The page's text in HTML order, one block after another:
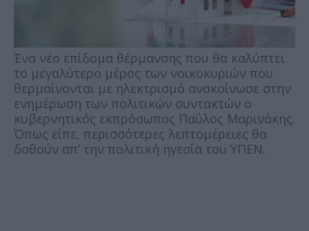
Ένα νέο επίδομα θέρμανσης που θα καλύπτει
το μεγαλύτερο μέρος των νοικοκυριών που
θερμαίνονται με ηλεκτρισμό ανακοίνωσε στην
ενημέρωση των πολιτικών συντακτών ο
κυβερνητικός εκπρόσωπος Παύλος Μαρινάκης.
Όπως είπε, περισσότερες λεπτομέρειες θα
δοθούν απ’ την πολιτική ηγεσία του ΥΠΕΝ.